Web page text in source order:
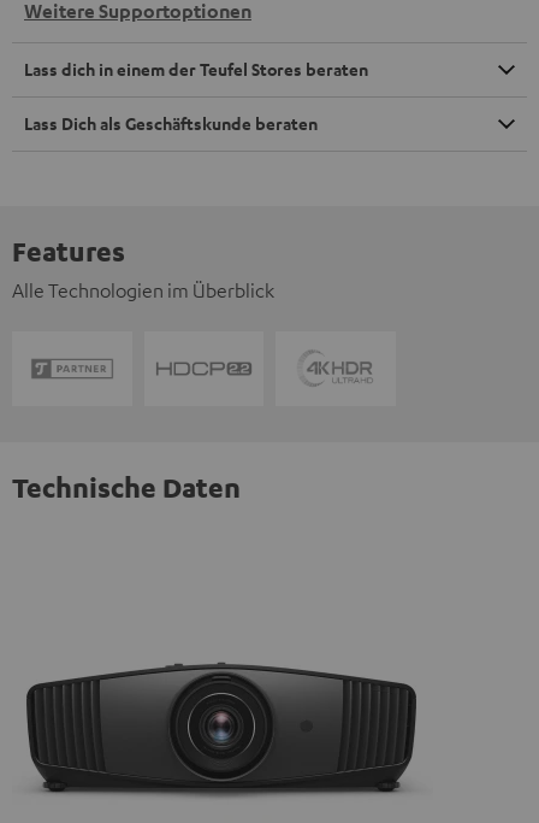
Weitere Supportoptionen
Lass dich in einem der Teufel Stores beraten
Lass Dich als Geschäftskunde beraten
Features
Alle Technologien im Überblick
Technische Daten